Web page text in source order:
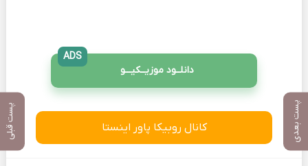
پست بعدی پست قبلی
دانلــود موزیــکیـــو
ADS
کانال روبیکا پاور اینستا